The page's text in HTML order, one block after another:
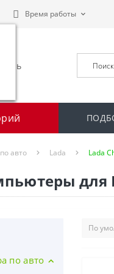
Время работы
авто Lada Lada
для
по авто